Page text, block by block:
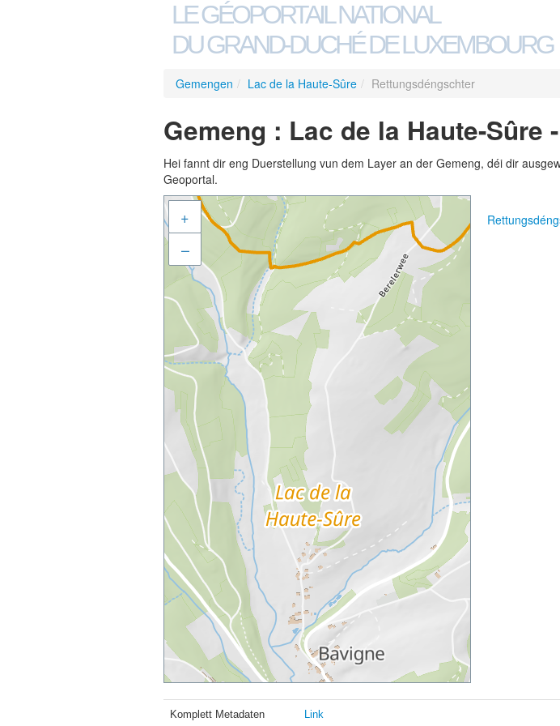
LE GÉOPORTAIL NATIONAL
DU GRAND-DUCHÉ DE LUXEMBOURG
Gemengen / Lac de la Haute-Sûre / Rettungsdéngschter
Gemeng : Lac de la Haute-Sûre
Hei fannt dir eng Duerstellung vun dem Layer an der Gemeng, déi dir
Geoportal.
+
–
Komplett Metadaten Link